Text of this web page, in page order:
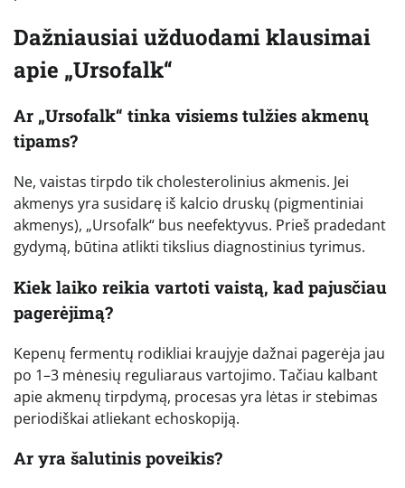
Dažniausiai užduodami klausimai
apie „Ursofalk“
Ar „Ursofalk“ tinka visiems tulžies akmenų
tipams?
Ne, vaistas tirpdo tik cholesterolinius akmenis. Jei
akmenys yra susidarę iš kalcio druskų (pigmentiniai
akmenys), „Ursofalk“ bus neefektyvus. Prieš pradedant
gydymą, būtina atlikti tikslius diagnostinius tyrimus.
Kiek laiko reikia vartoti vaistą, kad pajusčiau
pagerėjimą?
Kepenų fermentų rodikliai kraujyje dažnai pagerėja jau
po 1–3 mėnesių reguliaraus vartojimo. Tačiau kalbant
apie akmenų tirpdymą, procesas yra lėtas ir stebimas
periodiškai atliekant echoskopiją.
Ar yra šalutinis poveikis?